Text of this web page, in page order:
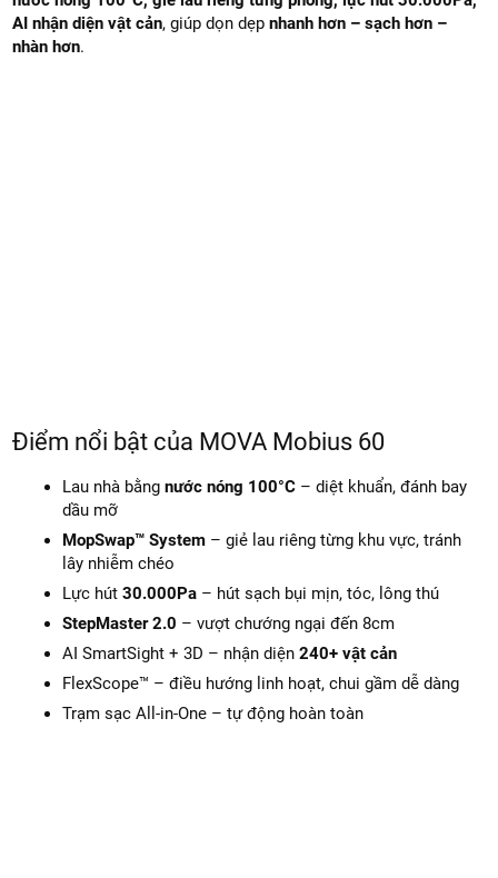
AI nhận diện vật cản, giúp dọn dẹpnhanh hơn – sạch hơn –
nhàn hơn.
Điểm nổi bật của MOVA Mobius 60
Lau nhà bằngnước nóng 100°C – diệt khuẩn, đánh bay
dầu mỡ
MopSwap™ System – giẻ lau riêng từng khu vực, tránh
lây nhiễm chéo
Lực hút30.000Pa – hút sạch bụi mịn, tóc, lông thú
StepMaster 2.0 – vượt chướng ngại đến 8cm
AI SmartSight + 3D – nhận diện240+ vật cản
FlexScope™ – điều hướng linh hoạt, chui gầm dễ dàng
Trạm sạc All-in-One – tự động hoàn toàn